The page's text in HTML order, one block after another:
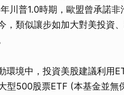
川普1.0時期，歐盟曾承諾非
，類似讓步如加大對美投資
環境中，投資美股建議利用
型500股票ETF (本基金並無